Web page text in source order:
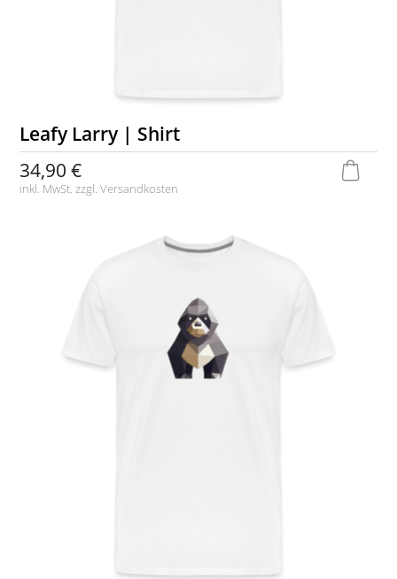
Leafy Larry | Shirt
34,90 €
inkl. MwSt. zzgl.Versandkosten